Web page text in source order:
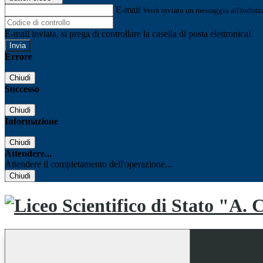
E-mail Verrà inviato un messaggio
E-mail inviata, si prega di controllare la casella di posta elettronica!
Errore
Chiudi
Successo
Chiudi
Informazione
Chiudi
Attendere...
Attendere il completamento dell'operazione...
Chiudi